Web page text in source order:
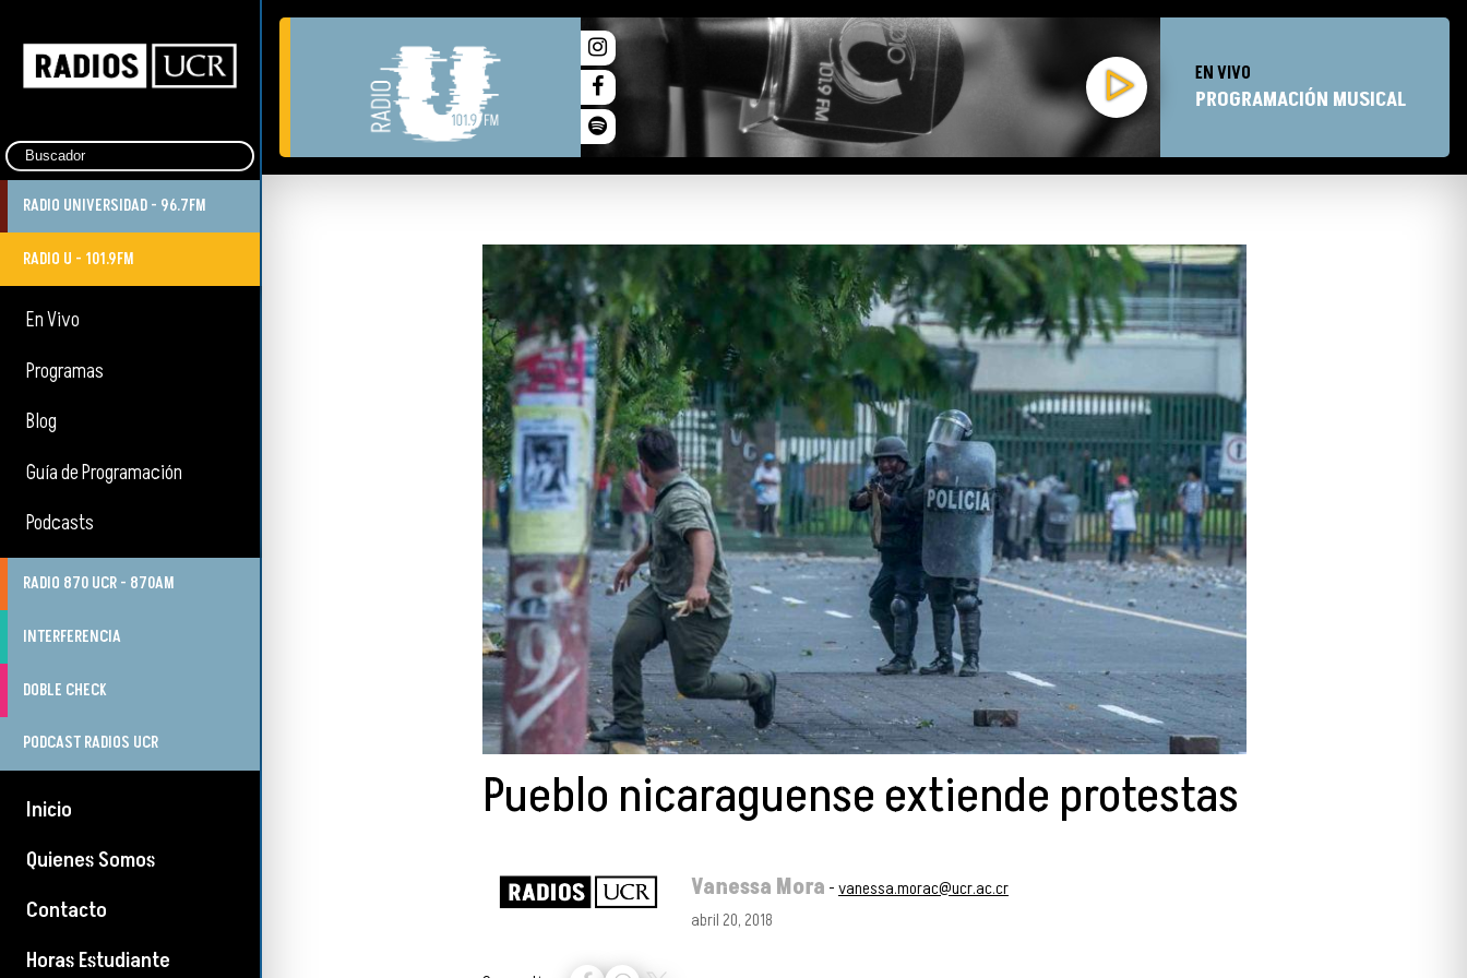
RADIO UNIVERSIDAD - 96.7FM
RADIO U - 101.9FM
En Vivo
Programas
Blog
Guía de Programación
Podcasts
RADIO 870 UCR - 870AM
INTERFERENCIA
DOBLE CHECK
PODCAST RADIOS UCR
Inicio
Quienes Somos
Contacto
Horas Estudiante
EN VIVO
PROGRAMACIÓN MUSICAL
Pueblo nicaraguense extiende protestas
Vanessa Mora -vanessa.morac@ucr.ac.cr
abril 20, 2018